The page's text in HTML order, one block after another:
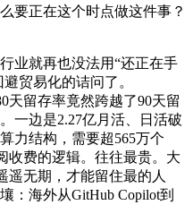
要正在这个时点做这件事？
就再也没法用“还正在手
贸易化的诘问了。
天留存率竟然跨越了90天留
一边是2.27亿月活、日活破
力结构，需要超565万个
收费的逻辑。往往最贵。大
遥无期，才能留住最的人
：海外从GitHub Copilot到